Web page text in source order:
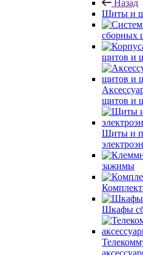
Назад
Щиты и
сборных
щитов и
щитов и
Щиты и
зажимы
Шкафы